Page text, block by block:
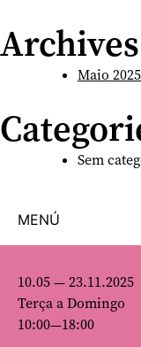
Archives
Maio 2025
Sem
MENÚ
10.05 — 23.11.2025
Terça a Domingo
10:00—18:00